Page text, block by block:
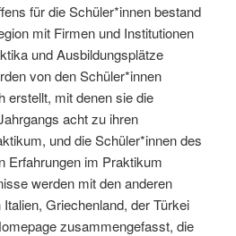
für die Schüler*innen bestand
mit Firmen und Institutionen
und Ausbildungsplätze
von den Schüler*innen
erstellt, mit denen sie die
acht zu ihren
und die Schüler*innen des
Erfahrungen im Praktikum
werden mit den anderen
Griechenland, der Türkei
zusammengefasst, die